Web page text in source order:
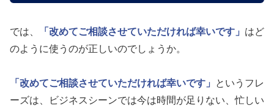
では、 「改めてご相談させていただければ幸いです」 はど
のように使うのが正しいのでしょうか。
「改めてご相談させていただければ幸いです」
というフレ
ーズは、ビジネスシーンでは今は時間が足りない、忙しい